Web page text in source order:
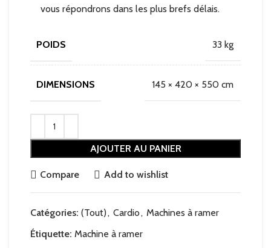
vous répondrons dans les plus brefs délais.
POIDS 33 kg
DIMENSIONS 145 × 420 × 550 cm
AJOUTER AU PANIER
Compare Add to wishlist
Catégories: (Tout), Cardio , Machines à ramer
Étiquette: Machine à ramer